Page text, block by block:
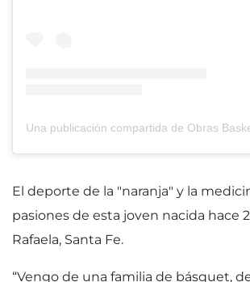
El deporte de la "naranja" y la
pasiones de esta joven nacida hace
Rafaela, Santa Fe.
“Vengo de una familia de básquet,